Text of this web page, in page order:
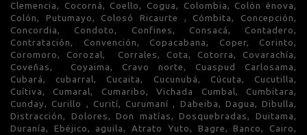
Clemencia, Cocorná, Coello, Cogua, Colombia, Colón énova,
Colón, Putumayo, Colosó Ricaurte , Cómbita, Concepción,
Concordia, Condoto, Confines, Consacá, Contadero,
Contratación, Convención, Copacabana, Coper, Corinto,
Coromoro, Corozal, Corrales, Cota, Cotorra, Covarachía,
Coveñas, Coyaima, Cravo norte, Cuaspud Carlosama,
Cubará, cubarral, Cucaita, Cucunubá, Cúcuta, Cucutilla,
Cuítiva, Cumaral, Cumaribo, Vichada Cumbal, Cumbitara,
Cunday, Curillo , Curití, Curumaní , Dabeiba, Dagua, Dibulla,
Distracción, Dolores, Don matías, Dosquebradas, Duitama,
Duranía, Ebéjico, aguila, Atrato Yuto, Bagre, Banco, Cairo,